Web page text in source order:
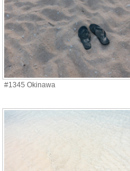
#1345 Okinawa